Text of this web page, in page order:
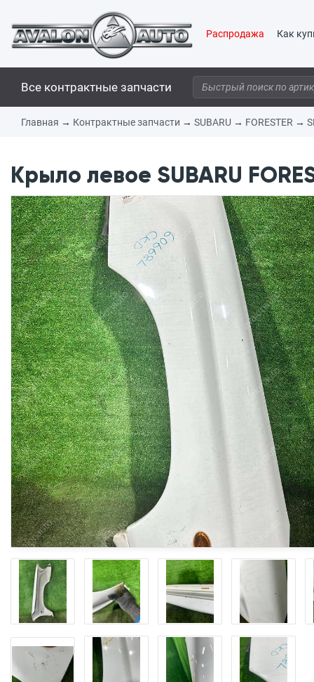
Распродажа Как
Все контрактные запчасти
Главная → Контрактные запчасти → SUBARU → FORESTER →
Крыло левое SUBARU